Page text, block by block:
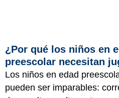
¿Por qué los niños en
preescolar necesitan
Los niños en edad
pueden ser imparables: